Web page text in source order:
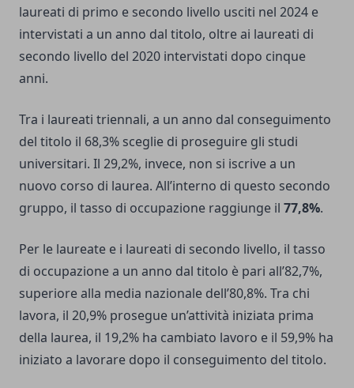
laureati di primo e secondo livello usciti nel 2024 e
intervistati a un anno dal titolo, oltre ai laureati di
secondo livello del 2020 intervistati dopo cinque
anni.
Tra i laureati triennali, a un anno dal conseguimento
del titolo il 68,3% sceglie di proseguire gli studi
universitari. Il 29,2%, invece, non si iscrive a un
nuovo corso di laurea. All’interno di questo secondo
gruppo, il tasso di occupazione raggiunge il 77,8%.
Per le laureate e i laureati di secondo livello, il tasso
di occupazione a un anno dal titolo è pari all’82,7%,
superiore alla media nazionale dell’80,8%. Tra chi
lavora, il 20,9% prosegue un’attività iniziata prima
della laurea, il 19,2% ha cambiato lavoro e il 59,9% ha
iniziato a lavorare dopo il conseguimento del titolo.